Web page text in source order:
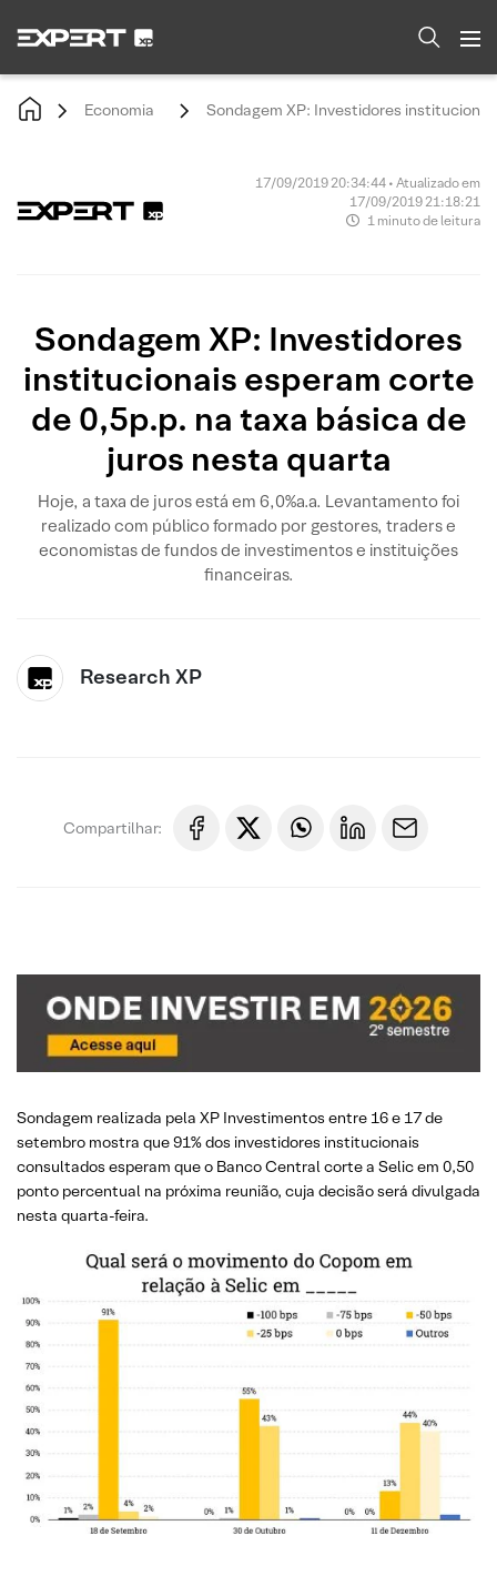
Economia Sondagem XP: Investidores
17/09/2019 20:34:44 • Atualizado em
17/09/2019 21:18:21
1 minuto de leitura
Sondagem XP: Investidores
institucionais esperam corte
de 0,5p.p. na taxa básica de
juros nesta quarta
Hoje, a taxa de juros está em 6,0%a.a. Levantamento foi
realizado com público formado por gestores, traders e
economistas de fundos de investimentos e instituições
financeiras.
Research XP
Compartilhar:
Sondagem realizada pela XP Investimentos entre 16 e 17 de
setembro mostra que 91% dos investidores institucionais
consultados esperam que o Banco Central corte a Selic em 0,50
ponto percentual na próxima reunião, cuja decisão será divulgada
nesta quarta-feira.